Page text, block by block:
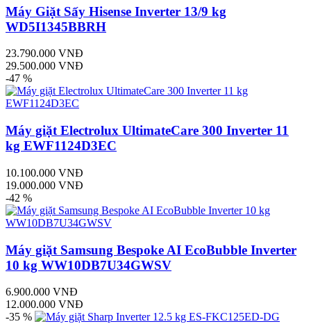
Máy Giặt Sấy Hisense Inverter 13/9 kg
WD5I1345BBRH
23.790.000 VNĐ
29.500.000 VNĐ
-47 %
Máy giặt Electrolux UltimateCare 300 Inverter 11
kg EWF1124D3EC
10.100.000 VNĐ
19.000.000 VNĐ
-42 %
Máy giặt Samsung Bespoke AI EcoBubble Inverter
10 kg WW10DB7U34GWSV
6.900.000 VNĐ
12.000.000 VNĐ
-35 %